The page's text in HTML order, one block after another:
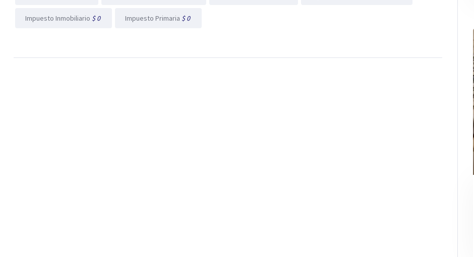
Impuesto Inmobiliario $ 0 Impuesto Primaria $ 0